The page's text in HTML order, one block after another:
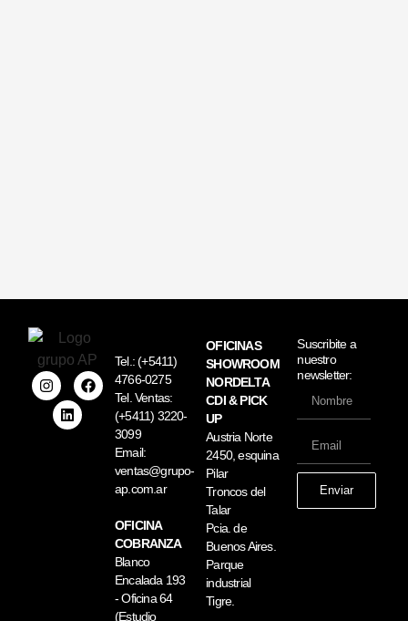
Tel.:(+5411)
4766-0275
Tel. Ventas:
(+5411) 3220-
3099
Email:
ventas@grupo-
ap.com.ar
OFICINA
COBRANZA
Blanco
Encalada 193
- Oficina 64
(Estudio
OFICINAS
SHOWROOM
NORDELTA
CDI & PICK
UP
Austria Norte
2450, esquina
Pilar
Troncos del
Talar
Pcia. de
Buenos Aires.
Parque
industrial
Tigre.
Suscribite a
nuestro
newsletter:
Enviar